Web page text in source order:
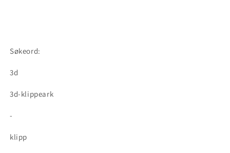
Søkeord:
3d
3d-klippeark
-
klipp